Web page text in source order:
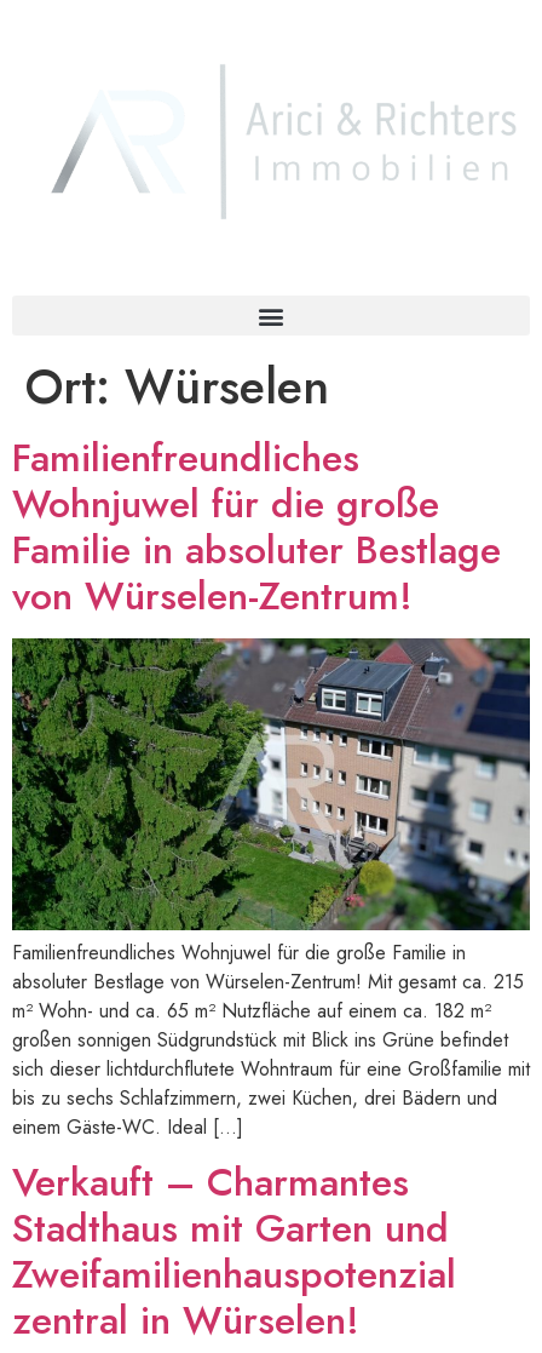
Ort: Würselen
Familienfreundliches
Wohnjuwel für die große
Familie in absoluter Bestlage
von Würselen-Zentrum!
Familienfreundliches Wohnjuwel für die große Familie in
absoluter Bestlage von Würselen-Zentrum! Mit gesamt ca. 215
m² Wohn- und ca. 65 m² Nutzfläche auf einem ca. 182 m²
großen sonnigen Südgrundstück mit Blick ins Grüne befindet
sich dieser lichtdurchflutete Wohntraum für eine Großfamilie mit
bis zu sechs Schlafzimmern, zwei Küchen, drei Bädern und
einem Gäste-WC. Ideal […]
Verkauft – Charmantes
Stadthaus mit Garten und
Zweifamilienhauspotenzial
zentral in Würselen!